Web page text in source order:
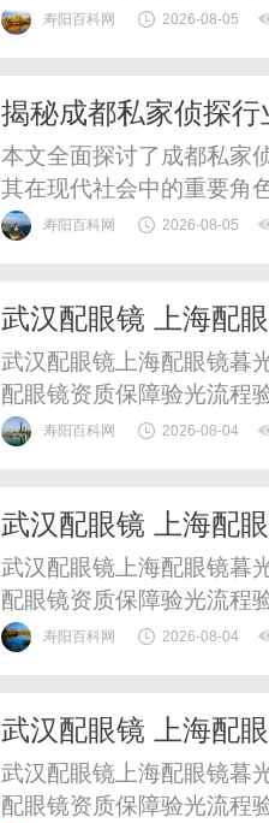
惠，兼顾高专业度与高性
寿阳百科网 2026-08-05
揭秘成都私家侦探
本文全面探讨了成都私家
其在现代社会中的重要角
寿阳百科网 2026-08-05
武汉配眼镜 上海配
武汉配眼镜上海配眼镜暮
配眼镜资质保障验光流程
惠，兼顾高专业度与高性
寿阳百科网 2026-08-04
武汉配眼镜 上海配
武汉配眼镜上海配眼镜暮
配眼镜资质保障验光流程
惠，兼顾高专业度与高性
寿阳百科网 2026-08-04
武汉配眼镜 上海配
武汉配眼镜上海配眼镜暮
配眼镜资质保障验光流程